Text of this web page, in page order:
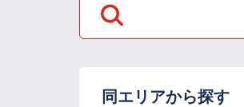
同エリアから探す